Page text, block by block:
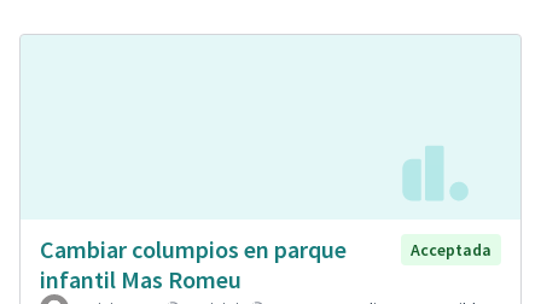
Cambiar columpios en parque
infantil Mas Romeu
Acceptada